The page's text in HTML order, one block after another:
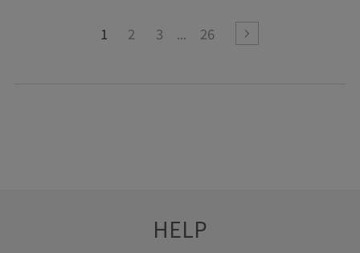
1 2 3 26
HELP